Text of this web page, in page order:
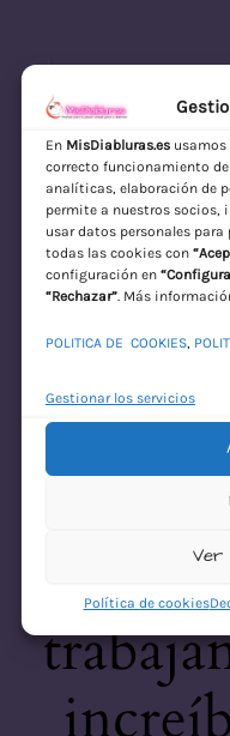
En MisDiabluras.esusamos
correcto funcionamiento
analíticas, elaboración de
permite a nuestros socios,
usar datos personales
todas las cookies con
configuración en
“Rechazar”. Más
POLITICA DE COOKIES,
Gestionar los servicios
Ver
Política de cookies
MisDiabluras |
Discreto en
Acceder